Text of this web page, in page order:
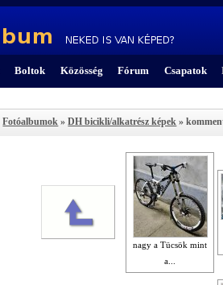
Boltok Közösség Fórum Csapatok
Fotóalbumok »DH bicikli/alkatrész képek »
nagy a Tücsök mint
a...